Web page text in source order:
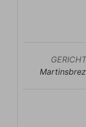
GERICHT